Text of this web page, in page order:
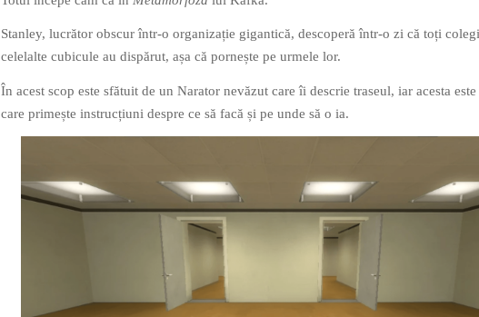
Stanley, lucrător obscur într-o organizație gigantică, descoperă într-o zi că toți
celelalte cubicule au dispărut, așa că pornește pe urmele lor.
În acest scop este sfătuit de un Narator nevăzut care îi descrie traseul, iar acesta
care primește instrucțiuni despre ce să facă și pe unde să o ia.